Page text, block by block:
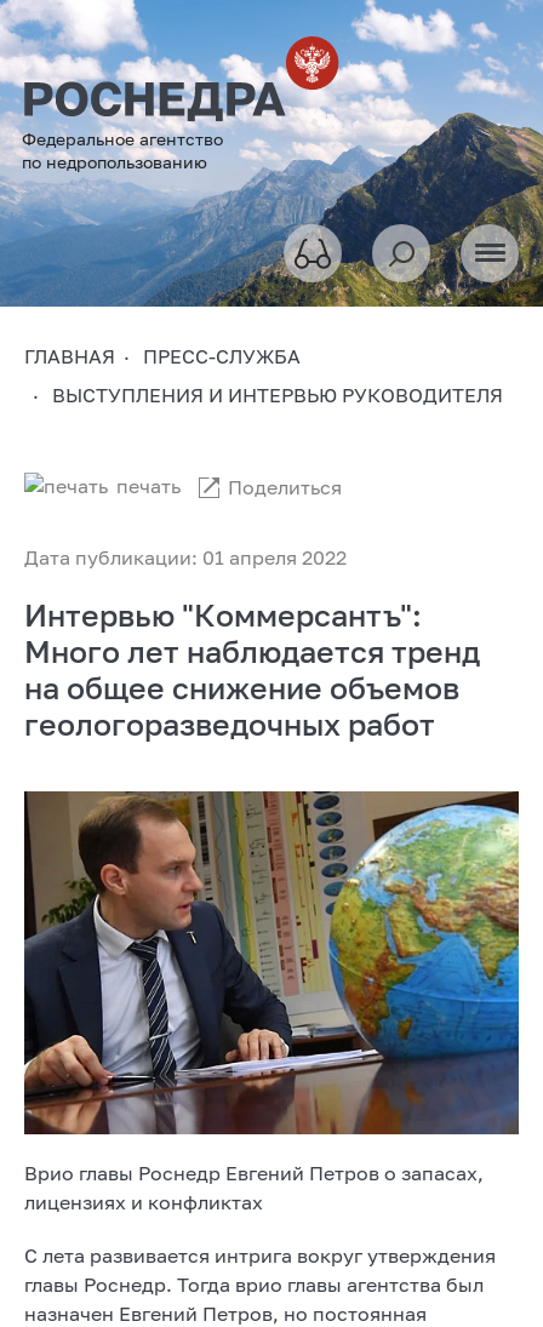
Федеральное агентство
по недропользованию
ГЛАВНАЯ
ПРЕСС-СЛУЖБА
ВЫСТУПЛЕНИЯ И ИНТЕРВЬЮ РУКОВОДИТЕЛЯ
Дата публикации: 01 апреля 2022
печать Поделиться
Интервью "Коммерсантъ":
Много лет наблюдается тренд
на общее снижение объемов
геологоразведочных работ
Врио главы Роснедр Евгений Петров о запасах,
лицензиях и конфликтах
С лета развивается интрига вокруг утверждения
главы Роснедр. Тогда врио главы агентства был
назначен Евгений Петров, но постоянная